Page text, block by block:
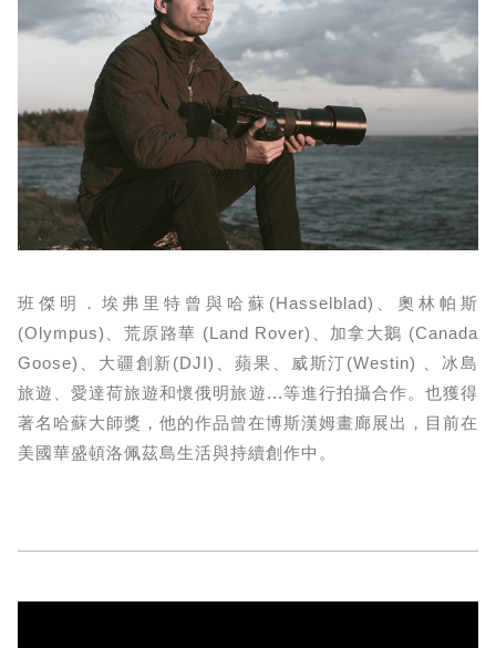
班傑明．埃弗里特曾與哈蘇(Hasselblad)、奧林帕斯
(Olympus)、荒原路華 (Land Rover)、加拿大鵝 (Canada
Goose)、大疆創新(DJI)、蘋果、威斯汀(Westin) 、冰島
旅遊、愛達荷旅遊和懷俄明旅遊...等進行拍攝合作。也獲得
著名哈蘇大師獎，他的作品曾在博斯漢姆畫廊展出，目前在
美國華盛頓洛佩茲島生活與持續創作中。